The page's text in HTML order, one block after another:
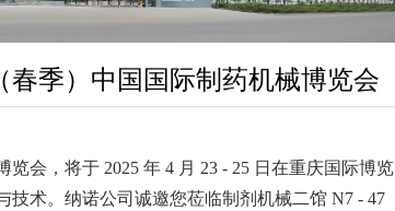
春季）中国国际制药机械博览会
会，将于 2025 年 4 月 23 - 25 日在重庆国际博览
术。纳诺公司诚邀您莅临制剂机械二馆 N7 - 47